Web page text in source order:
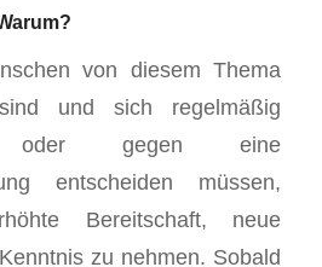
von diesem Thema
und sich regelmäßig
gegen eine
entscheiden müssen,
Bereitschaft, neue
zu nehmen. Sobald